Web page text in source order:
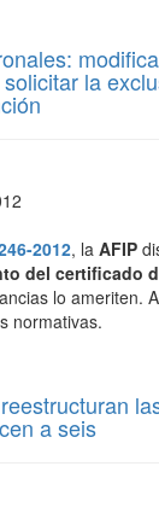
la
2012, la AFIP
del certificado
lo ameriten.
normativas.
a seis